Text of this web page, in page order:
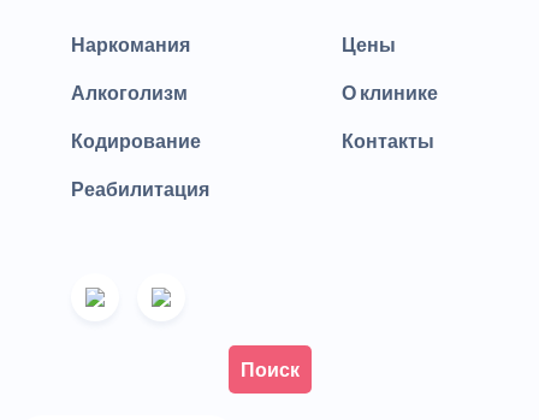
Наркомания
Алкоголизм
Кодирование
Реабилитация
Цены
О клинике
Контакты